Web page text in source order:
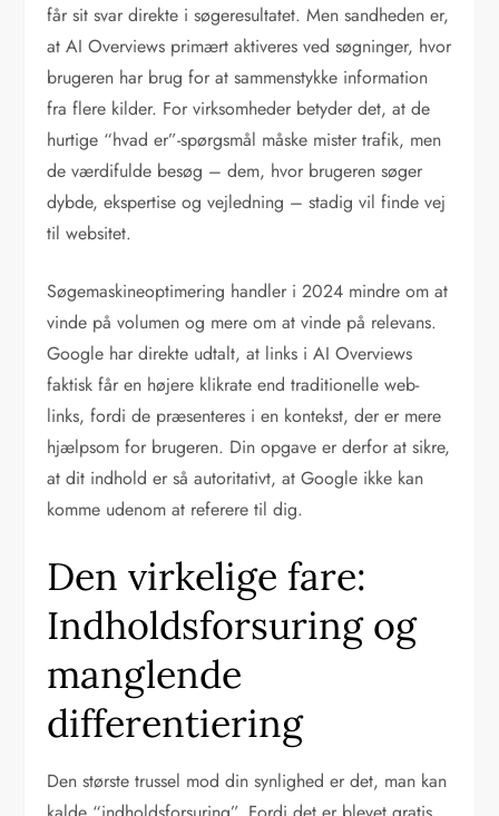
får sit svar direkte i søgeresultatet. Men sandheden er,
at AI Overviews primært aktiveres ved søgninger, hvor
brugeren har brug for at sammenstykke information
fra flere kilder. For virksomheder betyder det, at de
hurtige “hvad er”-spørgsmål måske mister trafik, men
de værdifulde besøg – dem, hvor brugeren søger
dybde, ekspertise og vejledning – stadig vil finde vej
til websitet.
Søgemaskineoptimering handler i 2024 mindre om at
vinde på volumen og mere om at vinde på relevans.
Google har direkte udtalt, at links i AI Overviews
faktisk får en højere klikrate end traditionelle web-
links, fordi de præsenteres i en kontekst, der er mere
hjælpsom for brugeren. Din opgave er derfor at sikre,
at dit indhold er så autoritativt, at Google ikke kan
komme udenom at referere til dig.
Den virkelige fare:
Indholdsforsuring og
manglende
differentiering
Den største trussel mod din synlighed er det, man kan